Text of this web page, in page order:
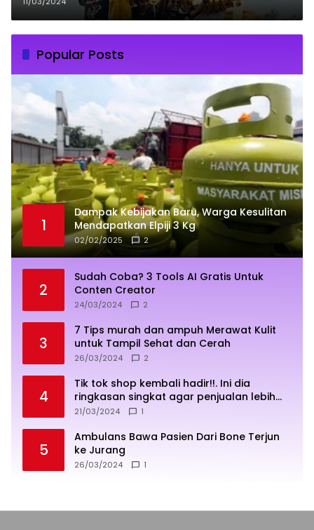
Popular Posts
1
Dampak Kebijakan Baru, Warga Kesulitan
Mendapatkan Elpiji 3 Kg
02/02/2025 2
2
Sudah Coba? 3 Tools AI Gratis Untuk
Conten Creator
24/03/2024 2
3
7 Tips murah dan ampuh Merawat Kulit
untuk Tampil Sehat dan Cerah
26/03/2024 2
4
Tik tok shop kembali hadir!!. Ini dia
ringkasan singkat agar penjualan lebih
sukses
21/03/2024 1
5
Ambulans Bawa Pasien Dari Bone Terjun
ke Jurang
26/03/2024 1